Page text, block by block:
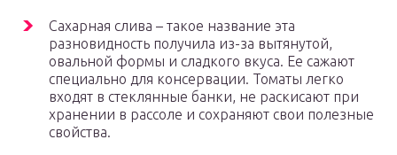
Сахарная слива – такое название эта
разновидность получила из-за вытянутой,
овальной формы и сладкого вкуса. Ее сажают
специально для консервации. Томаты легко
входят в стеклянные банки, не раскисают при
хранении в рассоле и сохраняют свои полезные
свойства.